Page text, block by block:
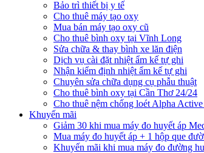
Bảo trì thiết bị y tế
Cho thuê máy tạo oxy
Mua bán máy tạo oxy cũ
Cho thuê bình oxy tại Vĩnh Long
Sửa chữa & thay bình xe lăn điện
Dịch vụ cài đặt nhiệt ẩm kế tự ghi
Nhận kiểm định nhiệt ẩm kế tự ghi
Chuyên sửa chữa dụng cụ phẫu thuật
Cho thuê bình oxy tại Cần Thơ 24/24
Cho thuê nệm chống loét Alpha
Khuyến mãi
Giảm 30 khi mua máy đo huyết áp
Mua máy đo huyết áp + 1 hộp que
Khuyến mãi khi mua máy đo đường